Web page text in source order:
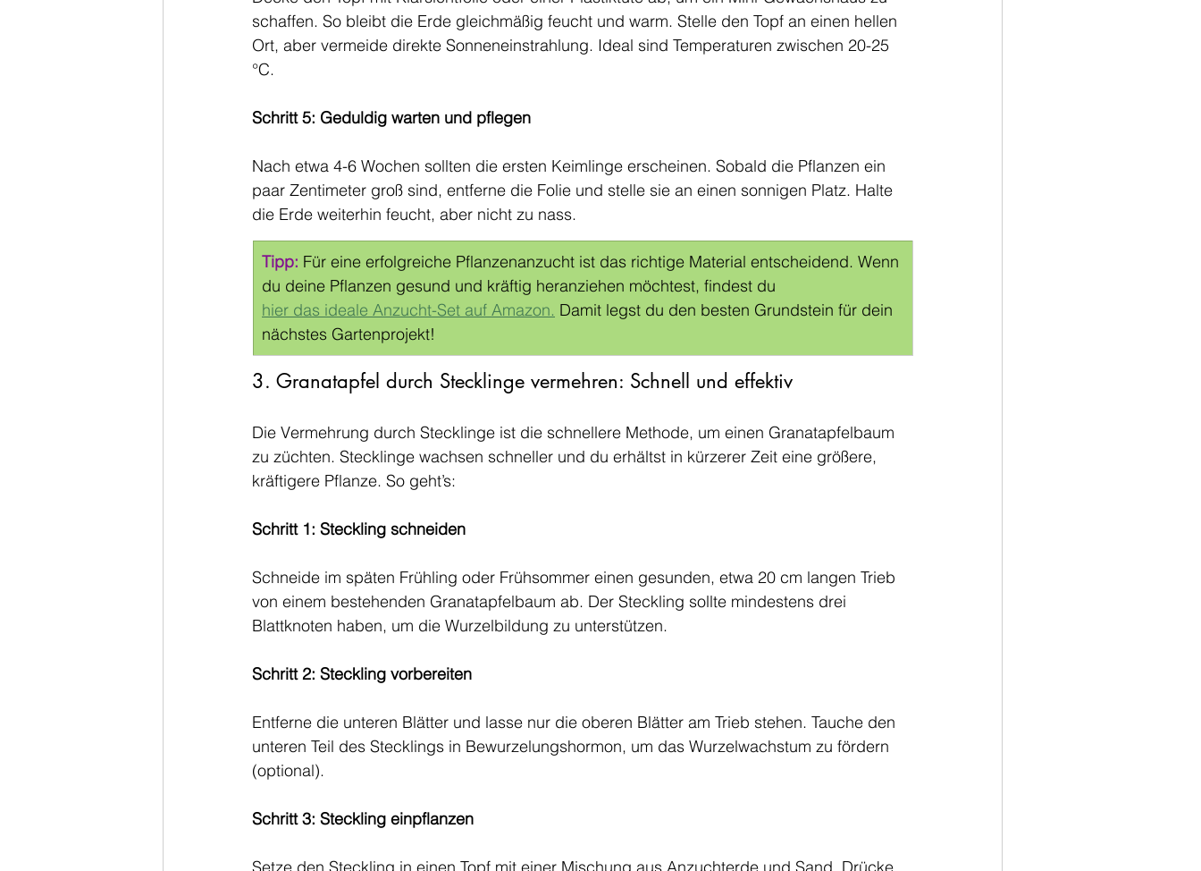
schaffen. So bleibt die Erde gleichmäßig feucht und warm. Stelle den Topf an einen hellen
Ort, aber vermeide direkte Sonneneinstrahlung. Ideal sind Temperaturen zwischen 20-25
°C.
Schritt 5: Geduldig warten und pflegen
Nach etwa 4-6 Wochen sollten die ersten Keimlinge erscheinen. Sobald die Pflanzen ein
paar Zentimeter groß sind, entferne die Folie und stelle sie an einen sonnigen Platz. Halte
die Erde weiterhin feucht, aber nicht zu nass.
Tipp: Für eine erfolgreiche Pflanzenanzucht ist das richtige Material entscheidend. Wenn
du deine Pflanzen gesund und kräftig heranziehen möchtest, findest du
hier das ideale Anzucht-Set auf Amazon. Damit legst du den besten Grundstein für dein
nächstes Gartenprojekt!
3. Granatapfel durch Stecklinge vermehren: Schnell und effektiv
Die Vermehrung durch Stecklinge ist die schnellere Methode, um einen Granatapfelbaum
zu züchten. Stecklinge wachsen schneller und du erhältst in kürzerer Zeit eine größere,
kräftigere Pflanze. So geht’s:
Schritt 1: Steckling schneiden
Schneide im späten Frühling oder Frühsommer einen gesunden, etwa 20 cm langen Trieb
von einem bestehenden Granatapfelbaum ab. Der Steckling sollte mindestens drei
Blattknoten haben, um die Wurzelbildung zu unterstützen.
Schritt 2: Steckling vorbereiten
Entferne die unteren Blätter und lasse nur die oberen Blätter am Trieb stehen. Tauche den
unteren Teil des Stecklings in Bewurzelungshormon, um das Wurzelwachstum zu fördern
(optional).
Schritt 3: Steckling einpflanzen